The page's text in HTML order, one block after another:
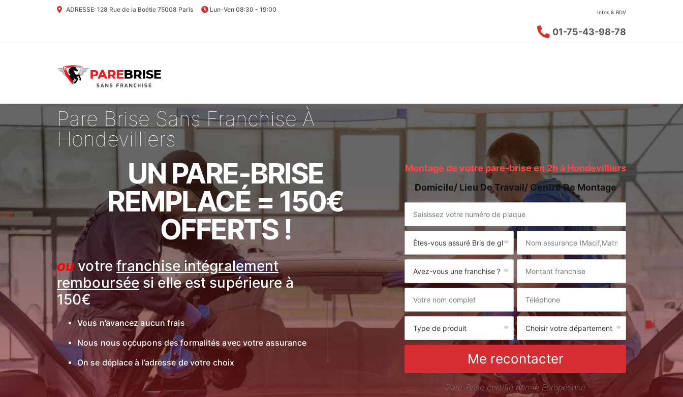
ADRESSE: 128 Rue de la Boétie 75008 Paris Lun-Ven 08:30 - 19:00 Infos & RDV
01-75-43-98-78
Pare Brise Sans Franchise À
Hondevilliers
UN PARE-BRISE
REMPLACÉ = 150€
OFFERTS !
ou votrefranchise intégralement
remboursée si elle est supérieure à
150€
Vous n’avancez aucun frais
Nous nous occupons des formalités avec votre assurance
On se déplace à l’adresse de votre choix
Montage de votre pare-brise en 2h à Hondevilliers
Domicile/ Lieu De Travail/ Centre De Montage
Me recontacter
Pare-Brise certifié norme Européenne